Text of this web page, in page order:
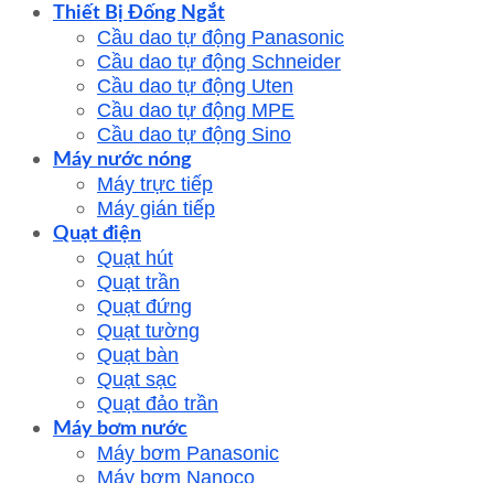
Thiết Bị Đống Ngắt
Cầu dao tự động Panasonic
Cầu dao tự động Schneider
Cầu dao tự động Uten
Cầu dao tự động MPE
Cầu dao tự động Sino
Máy nước nóng
Máy trực tiếp
Máy gián tiếp
Quạt điện
Quạt hút
Quạt trần
Quạt đứng
Quạt tường
Quạt bàn
Quạt sạc
Quạt đảo trần
Máy bơm nước
Máy bơm Panasonic
Máy bơm Nanoco